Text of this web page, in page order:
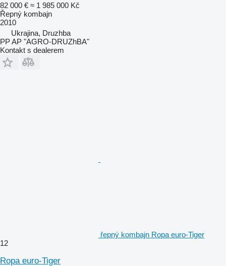
82 000 € ≈ 1 985 000 Kč
Řepný kombajn
2010
Ukrajina, Druzhba
PP AP "AGRO-DRUZhBA"
Kontakt s dealerem
řepný kombajn Ropa euro-Tiger
12
Ropa euro-Tiger